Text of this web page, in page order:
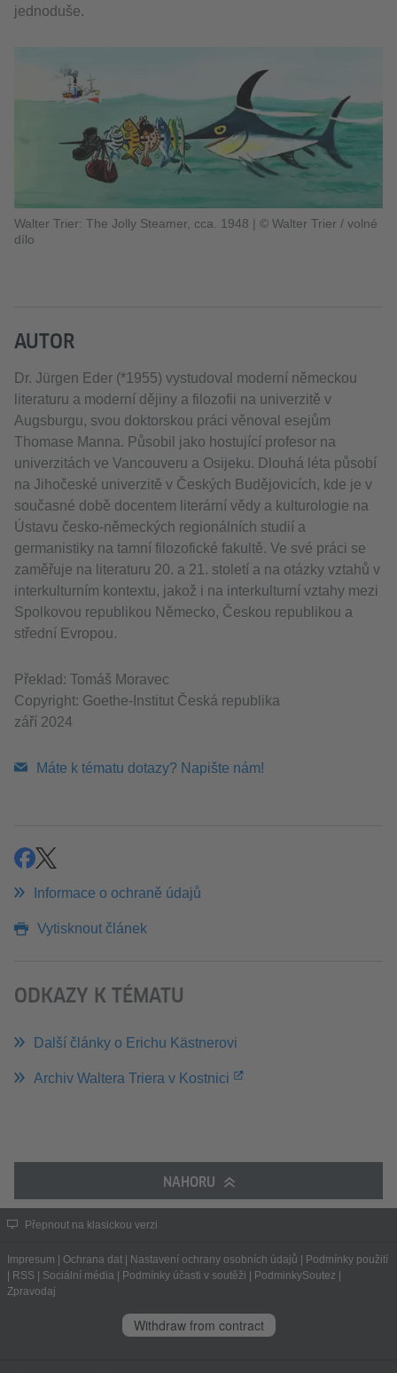
jednoduše.
Walter Trier: The Jolly Steamer, cca. 1948 | © Walter Trier / volné
dílo
AUTOR
Dr. Jürgen Eder (*1955) vystudoval moderní německou
literaturu a moderní dějiny a filozofii na univerzitě v
Augsburgu, svou doktorskou práci věnoval esejům
Thomase Manna. Působil jako hostující profesor na
univerzitách ve Vancouveru a Osijeku. Dlouhá léta působí
na Jihočeské univerzitě v Českých Budějovicích, kde je v
současné době docentem literární vědy a kulturologie na
Ústavu česko-německých regionálních studií a
germanistiky na tamní filozofické fakultě. Ve své práci se
zaměřuje na literaturu 20. a 21. století a na otázky vztahů v
interkulturním kontextu, jakož i na interkulturní vztahy mezi
Spolkovou republikou Německo, Českou republikou a
střední Evropou.
Překlad: Tomáš Moravec
Copyright: Goethe-Institut Česká republika
září 2024
Máte k tématu dotazy? Napište nám!
SdíletSdílet
Informace o ochraně údajů
Vytisknout článek
ODKAZY K TÉMATU
Další články o Erichu Kästnerovi
Archiv Waltera Triera v Kostnici
NAHORU
Přepnout na klasickou verzi
Impresum | Ochrana dat | Nastavení ochrany osobních údajů | Podmínky použití
| RSS | Sociální média | Podmínky účasti v soutěži | PodminkySoutez |
Zpravodaj
Withdraw from contract